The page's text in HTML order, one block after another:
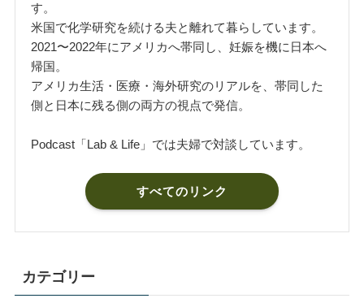
す。
米国で化学研究を続ける夫と離れて暮らしています。
2021〜2022年にアメリカへ帯同し、妊娠を機に日本へ
帰国。
アメリカ生活・医療・海外研究のリアルを、帯同した
側と日本に残る側の両方の視点で発信。
Podcast「Lab & Life」では夫婦で対談しています。
すべてのリンク
カテゴリー